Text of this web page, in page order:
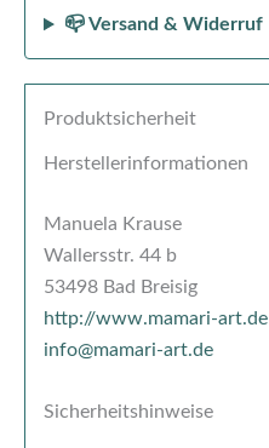
📪 Versand & Widerruf
Produktsicherheit
Herstellerinformationen
Manuela Krause
Wallersstr. 44 b
53498 Bad Breisig
http://www.mamari-art.de
info@mamari-art.de
Sicherheitshinweise